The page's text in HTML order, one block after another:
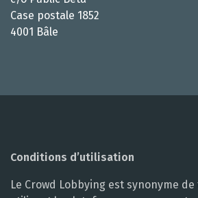
Case postale 1852
4001 Bâle
Conditions d’utilisation
Le Crowd Lobbying est synonyme